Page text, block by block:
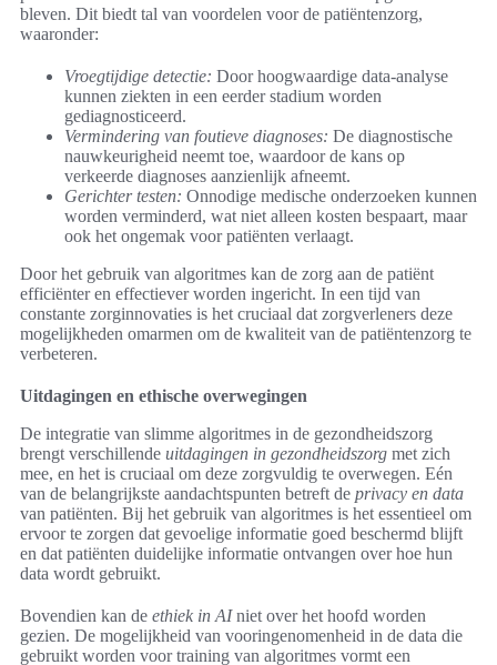
bleven. Dit biedt tal van voordelen voor de patiëntenzorg,
waaronder:
Vroegtijdige detectie: Door hoogwaardige data-analyse
kunnen ziekten in een eerder stadium worden
gediagnosticeerd.
Vermindering van foutieve diagnoses: De diagnostische
nauwkeurigheid neemt toe, waardoor de kans op
verkeerde diagnoses aanzienlijk afneemt.
Gerichter testen: Onnodige medische onderzoeken kunnen
worden verminderd, wat niet alleen kosten bespaart, maar
ook het ongemak voor patiënten verlaagt.
Door het gebruik van algoritmes kan de zorg aan de patiënt
efficiënter en effectiever worden ingericht. In een tijd van
constante zorginnovaties is het cruciaal dat zorgverleners deze
mogelijkheden omarmen om de kwaliteit van de patiëntenzorg te
verbeteren.
Uitdagingen en ethische overwegingen
De integratie van slimme algoritmes in de gezondheidszorg
brengt verschillende uitdagingen in gezondheidszorg met zich
mee, en het is cruciaal om deze zorgvuldig te overwegen. Eén
van de belangrijkste aandachtspunten betreft de privacy en data
van patiënten. Bij het gebruik van algoritmes is het essentieel om
ervoor te zorgen dat gevoelige informatie goed beschermd blijft
en dat patiënten duidelijke informatie ontvangen over hoe hun
data wordt gebruikt.
Bovendien kan de ethiek in AIniet over het hoofd worden
gezien. De mogelijkheid van vooringenomenheid in de data die
gebruikt worden voor training van algoritmes vormt een